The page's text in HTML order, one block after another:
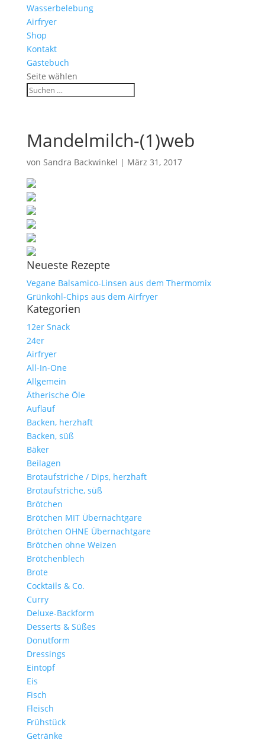
Wasserbelebung
Airfryer
Shop
Kontakt
Gästebuch
Seite wählen
Mandelmilch-(1)web
von Sandra Backwinkel | März 31, 2017
Neueste Rezepte
Vegane Balsamico-Linsen aus dem Thermomix
Grünkohl-Chips aus dem Airfryer
Kategorien
12er Snack
24er
Airfryer
All-In-One
Allgemein
Ätherische Öle
Auflauf
Backen, herzhaft
Backen, süß
Bäker
Beilagen
Brotaufstriche / Dips, herzhaft
Brotaufstriche, süß
Brötchen
Brötchen MIT Übernachtgare
Brötchen OHNE Übernachtgare
Brötchen ohne Weizen
Brötchenblech
Brote
Cocktails & Co.
Curry
Deluxe-Backform
Desserts & Süßes
Donutform
Dressings
Eintopf
Eis
Fisch
Fleisch
Frühstück
Getränke